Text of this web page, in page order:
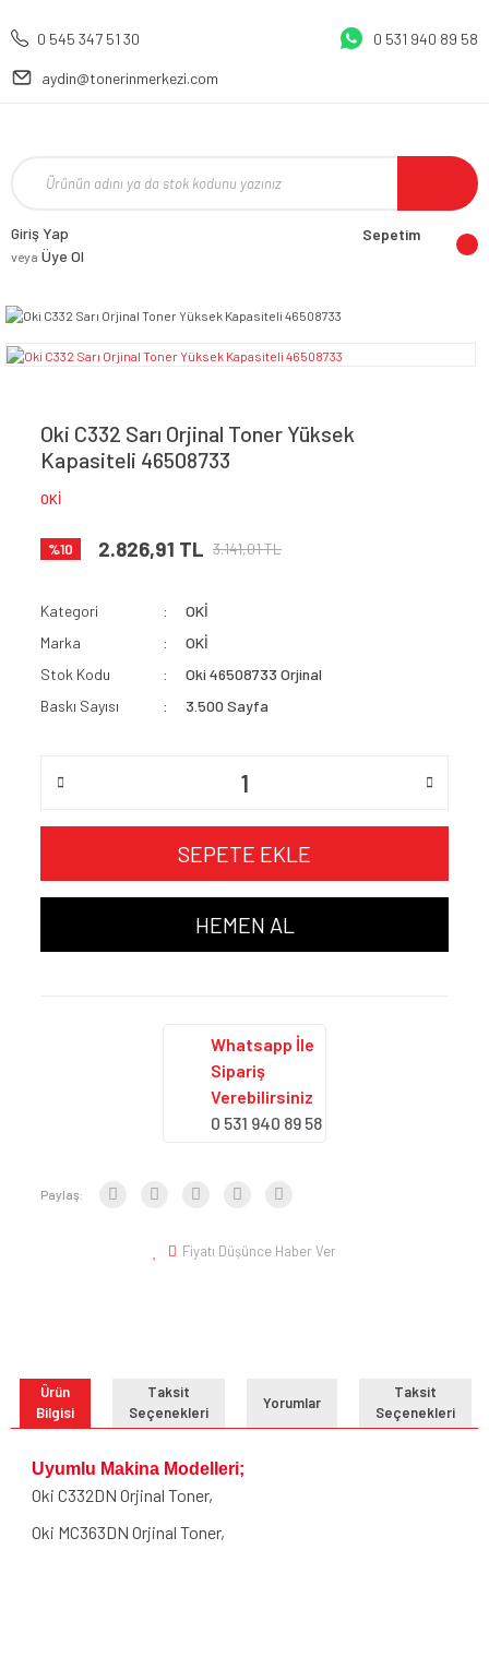
0 545 347 51 30 0 531 940 89 58
aydin@tonerinmerkezi.com
Giriş Yap
veya Üye Ol
Sepetim
Oki C332 Sarı Orjinal Toner Yüksek
Kapasiteli 46508733
OKİ
%10 2.826,91 TL 3.141,01 TL
Kategori
OKİ
Marka
OKİ
Stok Kodu
Oki 46508733 Orjinal
Baskı Sayısı
3.500 Sayfa
SEPETE EKLE
HEMEN AL
Whatsapp İle
Sipariş
Verebilirsiniz
0 531 940 89 58
Paylaş:
Fiyatı Düşünce Haber Ver
Ürün
Bilgisi
Taksit
Seçenekleri
Yorumlar
Taksit
Seçenekleri
Uyumlu Makina Modelleri;
Oki C332DN Orjinal Toner,
Oki MC363DN Orjinal Toner,